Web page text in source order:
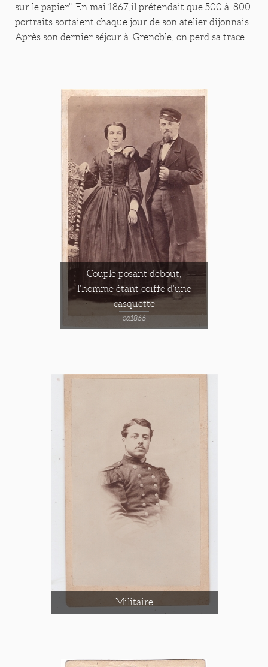
sur le papier". En mai 1867,il prétendait que 500 à 800
portraits sortaient chaque jour de son atelier dijonnais.
Après son dernier séjour à Grenoble, on perd sa trace.
Couple posant debout,
l'homme étant coiffé d'une
casquette
ca1866
Militaire